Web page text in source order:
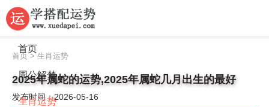
首页
周公解梦
生肖运势
首页>生肖运势
2025年属蛇的运势,2025年属蛇几月出生的最好
发布时间：2026-05-16